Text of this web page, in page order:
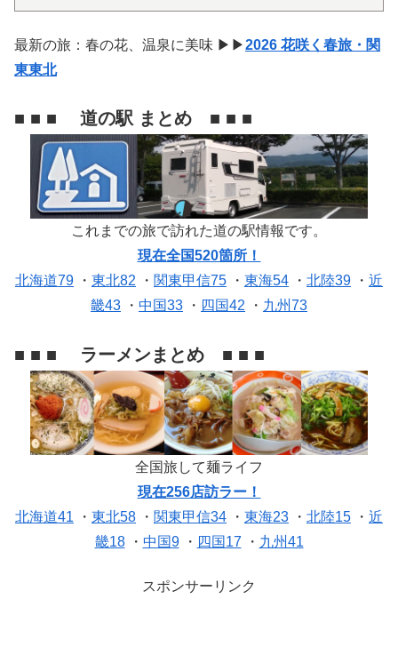
最新の旅：春の花、温泉に美味 ▶▶2026 花咲く春旅・関
東東北
■ ■ ■ 道の駅 まとめ ■ ■ ■
これまでの旅で訪れた道の駅情報です。
現在全国520箇所！
北海道79 ・ 東北82 ・ 関東甲信75 ・ 東海54 ・ 北陸39 ・ 近
畿43 ・ 中国33 ・ 四国42 ・ 九州73
■ ■ ■ ラーメンまとめ ■ ■ ■
全国旅して麺ライフ
現在256店訪ラー！
北海道41 ・ 東北58 ・ 関東甲信34 ・ 東海23 ・ 北陸15 ・ 近
畿18・ 中国9・ 四国17 ・ 九州41
スポンサーリンク